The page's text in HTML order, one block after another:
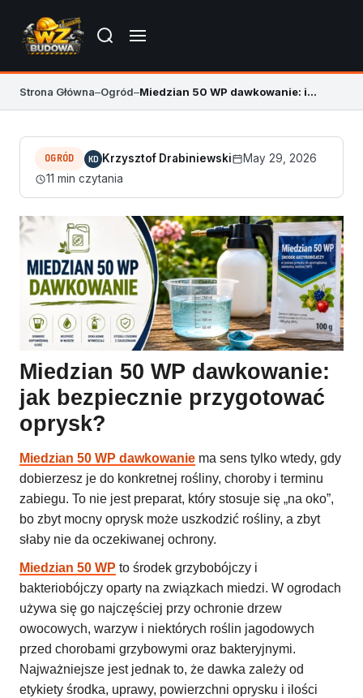
Strona Główna–Ogród– Miedzian 50 WP dawkowanie: ile na oprysk?
OGRÓD KD Krzysztof Drabiniewski
May 29, 2026
11 min czytania
Miedzian 50 WP dawkowanie:
jak bezpiecznie przygotować
oprysk?
Miedzian 50 WP dawkowanie ma sens tylko wtedy, gdy
dobierzesz je do konkretnej rośliny, choroby i terminu
zabiegu. To nie jest preparat, który stosuje się „na oko”,
bo zbyt mocny oprysk może uszkodzić rośliny, a zbyt
słaby nie da oczekiwanej ochrony.
Miedzian 50 WP to środek grzybobójczy i
bakteriobójczy oparty na związkach miedzi. W ogrodach
używa się go najczęściej przy ochronie drzew
owocowych, warzyw i niektórych roślin jagodowych
przed chorobami grzybowymi oraz bakteryjnymi.
Najważniejsze jest jednak to, że dawka zależy od
etykiety środka, uprawy, powierzchni oprysku i ilości